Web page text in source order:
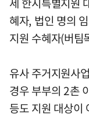
혜자, 법인 명의
지원 수혜자(버팀
유사 주거지원사
경우 부부의 2촌
등도 지원 대상이